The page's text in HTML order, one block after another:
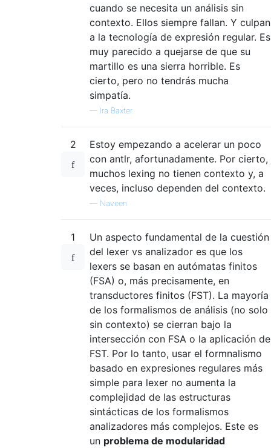
cuando se necesita un análisis sin
contexto. Ellos siempre fallan. Y culpan
a la tecnología de expresión regular. Es
muy parecido a quejarse de que su
martillo es una sierra horrible. Es
cierto, pero no tendrás mucha
simpatía.
— Ira Baxter
2
Estoy empezando a acelerar un poco
con antlr, afortunadamente. Por cierto,
muchos lexing no tienen contexto y, a
veces, incluso dependen del contexto.
— Naveen
1
Un aspecto fundamental de la cuestión
del lexer vs analizador es que los
lexers se basan en autómatas finitos
(FSA) o, más precisamente, en
transductores finitos (FST). La mayoría
de los formalismos de análisis (no solo
sin contexto) se cierran bajo la
intersección con FSA o la aplicación de
FST. Por lo tanto, usar el formnalismo
basado en expresiones regulares más
simple para lexer no aumenta la
complejidad de las estructuras
sintácticas de los formalismos
analizadores más complejos. Este es
un problema de modularidad